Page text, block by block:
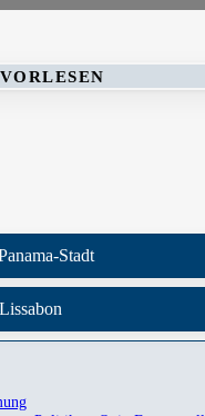
Stadt
Lissabon